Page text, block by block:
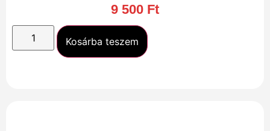
9 500 Ft
Kosárba teszem